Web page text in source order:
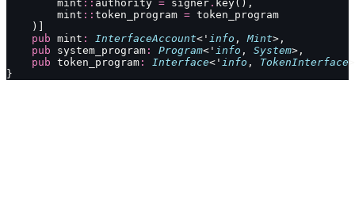
        mint
:: authority = signer . key(),
        mint
:: token_program = token_program
    )]
    pub
mint : InterfaceAccount<' info , Mint>,
    pub
system_program : Program<' info , System>,
    pub
token_program : Interface<' info , TokenInterface
}